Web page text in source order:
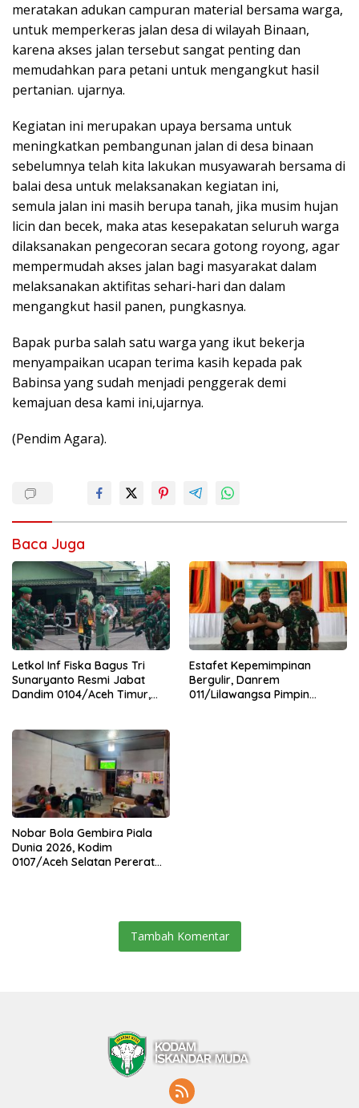
meratakan adukan campuran material bersama warga,
untuk memperkeras jalan desa di wilayah Binaan,
karena akses jalan tersebut sangat penting dan
memudahkan para petani untuk mengangkut hasil
pertanian. ujarnya.
Kegiatan ini merupakan upaya bersama untuk
meningkatkan pembangunan jalan di desa binaan
sebelumnya telah kita lakukan musyawarah bersama di
balai desa untuk melaksanakan kegiatan ini,
semula jalan ini masih berupa tanah, jika musim hujan
licin dan becek, maka atas kesepakatan seluruh warga
dilaksanakan pengecoran secara gotong royong, agar
mempermudah akses jalan bagi masyarakat dalam
melaksanakan aktifitas sehari-hari dan dalam
mengangkut hasil panen, pungkasnya.
Bapak purba salah satu warga yang ikut bekerja
menyampaikan ucapan terima kasih kepada pak
Babinsa yang sudah menjadi penggerak demi
kemajuan desa kami ini,ujarnya.
(Pendim Agara).
Baca Juga
Letkol Inf Fiska Bagus Tri
Sunaryanto Resmi Jabat
Dandim 0104/Aceh Timur,
0104/Atim
Estafet Kepemimpinan
Bergulir, Danrem
011/Lilawangsa Pimpin
Nobar Bola Gembira Piala
Dunia 2026, Kodim
0107/Aceh Selatan Pererat
Tambah Komentar